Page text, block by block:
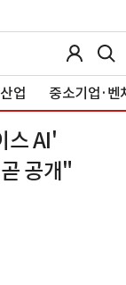
산업 중소기업·벤
스 AI'
공개"